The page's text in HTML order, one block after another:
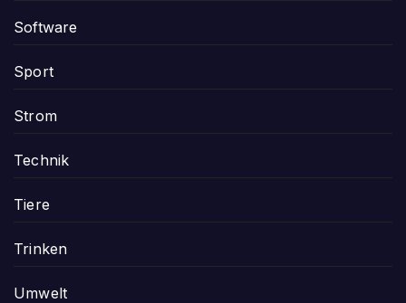
Software
Sport
Strom
Technik
Tiere
Trinken
Umwelt